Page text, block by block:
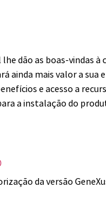
dão as boas-vindas à
ainda mais valor a
e acesso a
a instalação do
da versão